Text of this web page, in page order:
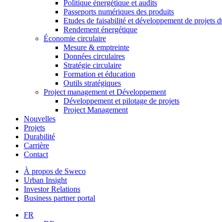
Politique énergétique et audits
Passeports numériques des produits
Etudes de faisabilité et développement de projets
Rendement énergétique
Économie circulaire
Mesure & emptreinte
Données circulaires
Stratégie circulaire
Formation et éducation
Outils stratégiques
Project management et Développement
Développement et pilotage de projets
Project Management
Nouvelles
Projets
Durabilité
Carrière
Contact
À propos de Sweco
Urban Insight
Investor Relations
Business partner portal
FR